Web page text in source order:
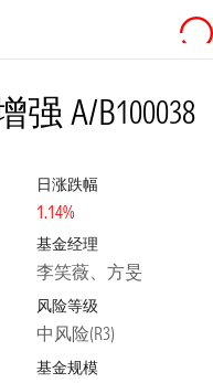
强 A/B100038
日涨跌幅
1.14%
基金经理
李笑薇、方旻
风险等级
中风险(R3)
基金规模